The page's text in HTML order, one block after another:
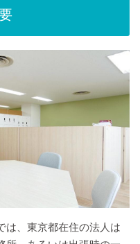
は、東京都在住の法人は